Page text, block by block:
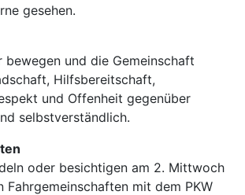
gesehen.
bewegen und die Gemeinschaft
Hilfsbereitschaft,
und Offenheit gegenüber
selbstverständlich.
oder besichtigen am 2. Mittwoch
Fahrgemeinschaften mit dem PKW